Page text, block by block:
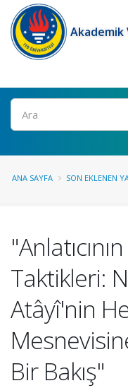
Akademik
Ara
ANA SAYFA SON EKLENEN
Taktikleri:
Atâyî'nin
Bir Bakış"